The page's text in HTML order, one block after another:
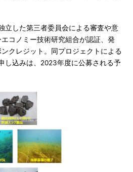
立した第三者委員会による審査や意
コノミー技術研究組合が認証、発
クレジット。同プロジェクトによる
し込みは、2023年度に公募される予